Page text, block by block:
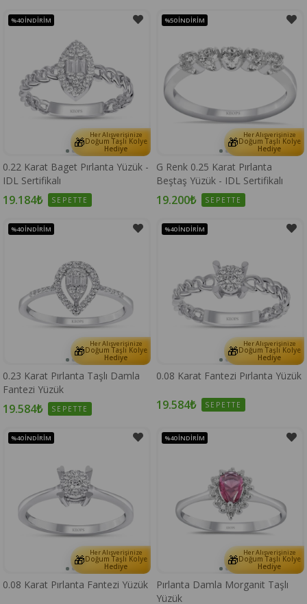
🎁 Her Alışverişinize
Doğum Taşlı Kolye
Hediye
0.22 Karat Baget Pırlanta Yüzük -
IDL Sertifikalı
19.184₺ SEPETTE
%40İNDIRIM
🎁 Her Alışverişinize
Doğum Taşlı Kolye
Hediye
G Renk 0.25 Karat Pırlanta
Beştaş Yüzük - IDL Sertifikalı
19.200₺ SEPETTE
%50İNDIRIM
🎁 Her Alışverişinize
Doğum Taşlı Kolye
Hediye
0.23 Karat Pırlanta Taşlı Damla
Fantezi Yüzük
19.584₺ SEPETTE
%40İNDIRIM
🎁 Her Alışverişinize
Doğum Taşlı Kolye
Hediye
0.08 Karat Fantezi Pırlanta Yüzük
19.584₺ SEPETTE
%40İNDIRIM
🎁 Her Alışverişinize
Doğum Taşlı Kolye
Hediye
0.08 Karat Pırlanta Fantezi Yüzük
%40İNDIRIM
🎁 Her Alışverişinize
Doğum Taşlı Kolye
Hediye
Pırlanta Damla Morganit Taşlı
Yüzük
%40İNDIRIM